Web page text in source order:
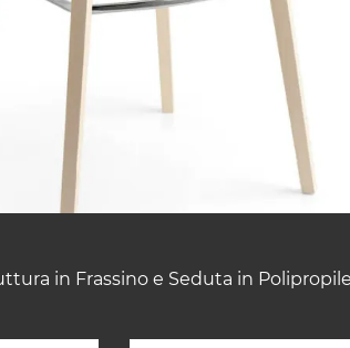
in Frassino e Seduta in